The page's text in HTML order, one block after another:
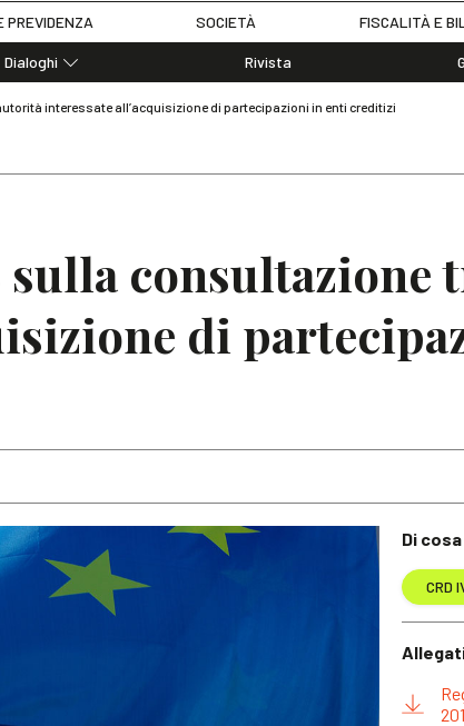
PREVIDENZA SOCIETÀ FISCALITÀ E
Dialoghi
Rivista
interessate all’acquisizione di partecipazioni in enti creditizi
sulla consultazione
di
Di
CRD